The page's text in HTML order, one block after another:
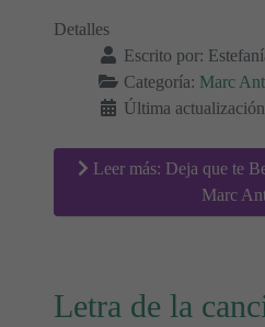
Detalles
Escrito por:
Categoría: Marc
Última
Leer más: Deja que te
Marc
Letra de la